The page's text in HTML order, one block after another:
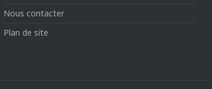
Nous contacter
Plan de site